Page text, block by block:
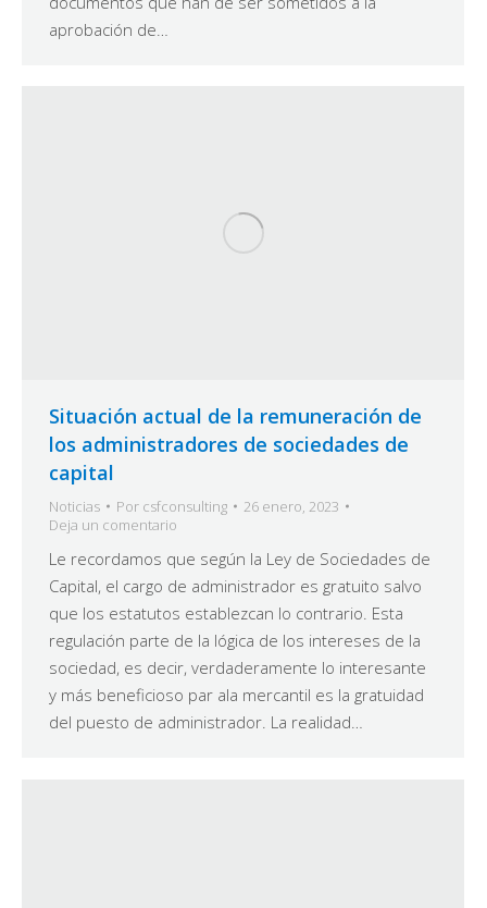
aprobación de…
Situación actual de la remuneración de
los administradores de sociedades de
capital
Noticias Por csfconsulting
26 enero, 2023
Deja un comentario
Le recordamos que según la Ley de Sociedades de
Capital, el cargo de administrador es gratuito salvo
que los estatutos establezcan lo contrario. Esta
regulación parte de la lógica de los intereses de la
sociedad, es decir, verdaderamente lo interesante
y más beneficioso par ala mercantil es la gratuidad
del puesto de administrador. La realidad…